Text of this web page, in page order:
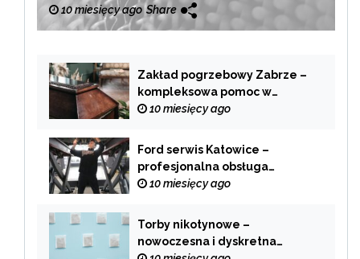
10 miesięcy ago Share
Zakład pogrzebowy Zabrze –
kompleksowa pomoc w
trudnych chwilach
10 miesięcy ago
Ford serwis Katowice –
profesjonalna obsługa
Twojego samochodu
10 miesięcy ago
Torby nikotynowe –
nowoczesna i dyskretna